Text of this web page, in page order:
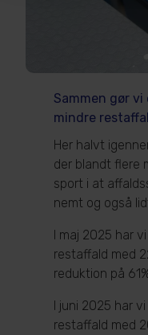
Sammen gør
mindre
Her halvt
der blandt flere
sport i at
nemt og også
I maj 2025 har
restaffald med
reduktion på
I juni 2025 har
restaffald med